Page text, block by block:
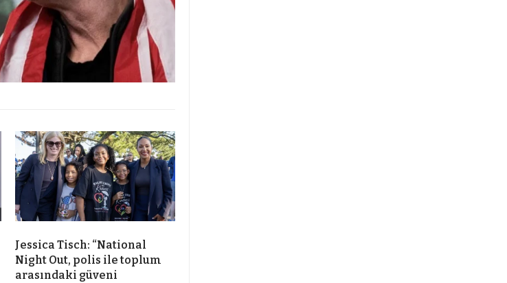
Jessica Tisch: “National
Night Out, polis ile toplum
arasındaki güveni